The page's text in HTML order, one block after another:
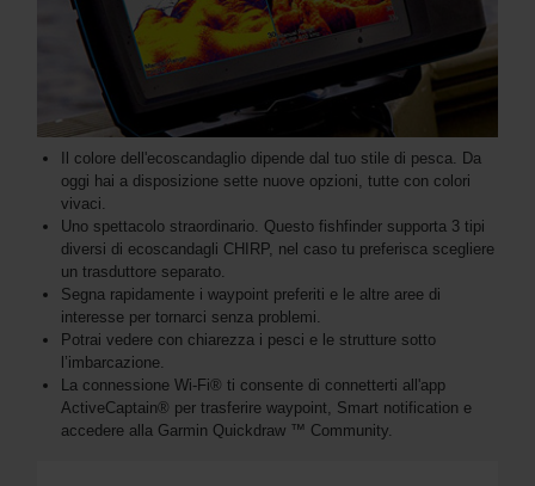
Il colore dell'ecoscandaglio dipende dal tuo stile di pesca. Da
oggi hai a disposizione sette nuove opzioni, tutte con colori
vivaci.
Uno spettacolo straordinario. Questo fishfinder supporta 3 tipi
diversi di ecoscandagli CHIRP, nel caso tu preferisca scegliere
un trasduttore separato.
Segna rapidamente i waypoint preferiti e le altre aree di
interesse per tornarci senza problemi.
Potrai vedere con chiarezza i pesci e le strutture sotto
l’imbarcazione.
La connessione Wi-Fi® ti consente di connetterti all'app
ActiveCaptain® per trasferire waypoint, Smart notification e
accedere alla Garmin Quickdraw ™ Community.